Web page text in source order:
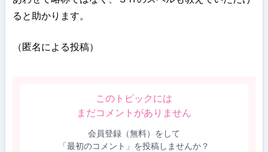
ると助かります。
（匿名による投稿）
このトピックには
まだコメントがありません
会員登録（無料）をして
「最初のコメント」を投稿しませんか？